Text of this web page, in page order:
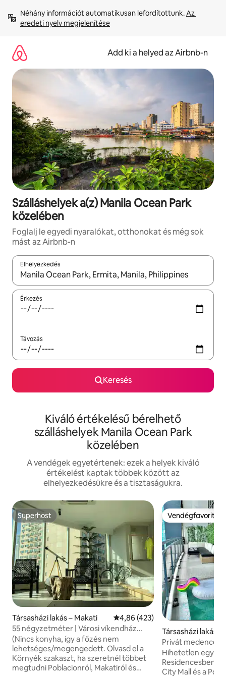
tartalomra
Néhány információt automatikusan lefordítottunk. Az
eredeti nyelv megjelenítése
Add ki a helyed az Airbnb-n
Szálláshelyek a(z) Manila Ocean Park
közelében
Foglalj le egyedi nyaralókat, otthonokat és még sok
mást az Airbnb-n
Elhelyezkedés
Az eredmények között a felfelé és a lefelé nyíllal
Érkezés
Távozás
Keresés
Kiváló értékelésű bérelhető
szálláshelyek Manila Ocean Park
közelében
A vendégek egyetértenek: ezek a helyek kiváló
értékelést kaptak többek között az
elhelyezkedésükre és a tisztaságukra.
Superhost
Superhost
Társasházi lakás – Makati Átlagos értékelés: 5/4,86, 423
4,86 (423)
55 négyzetméter | Városi víkendház
Poblacion Makatiban
(Nincs konyha, így a főzés nem
lehetséges/megengedett. Olvasd el a
Környék szakaszt, ha szeretnél többet
megtudni Poblacionról, Makatiról és
Vendégfavorit
Vendégfavorit
Társasházi lakás –
Privát medence!
65 hüvelykes
Hihetetlen
Residencesben. Közvetlenül a Century
City Mall és a